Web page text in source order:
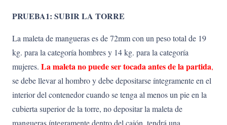
PRUEBA1: SUBIR LA TORRE
La maleta de mangueras es de 72mm con un peso total de 19
kg. para la categoría hombres y 14 kg. para la categoría
mujeres. La maleta no puede ser tocada antes de la partida,
se debe llevar al hombro y debe depositarse íntegramente en el
interior del contenedor cuando se tenga al menos un pie en la
cubierta superior de la torre, no depositar la maleta de
mangueras íntegramente dentro del cajón, tendrá una